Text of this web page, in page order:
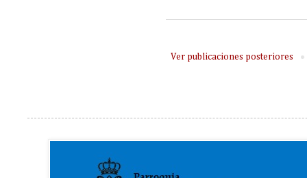
Ver publicaciones posteriores